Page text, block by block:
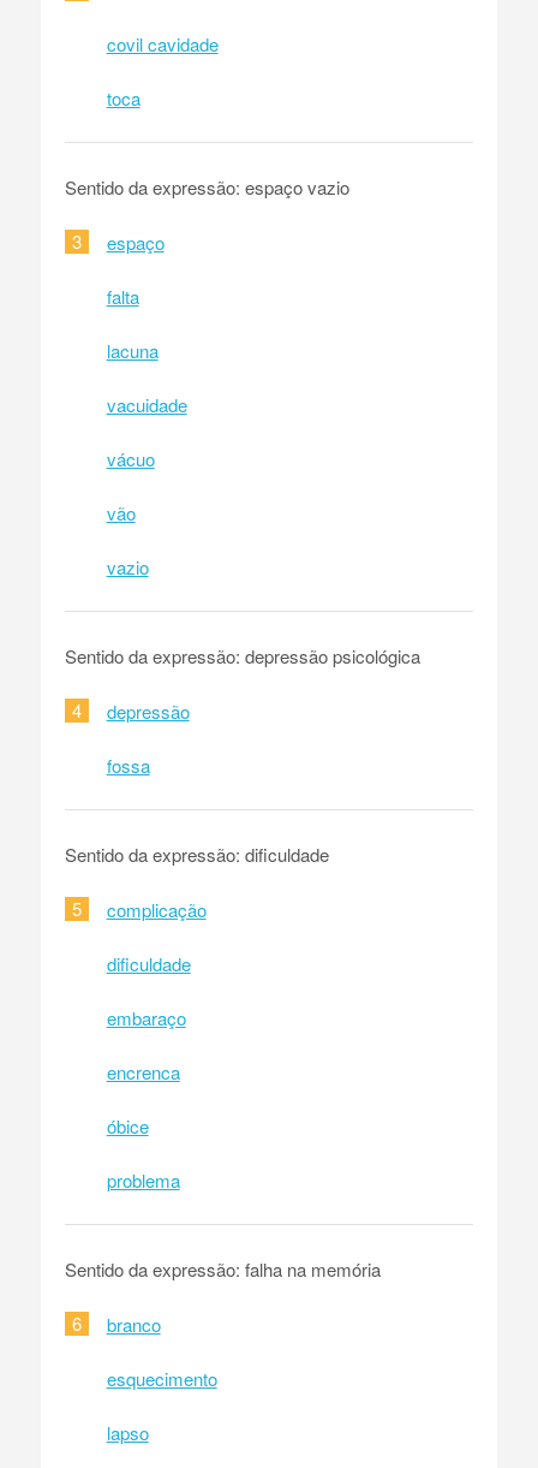
covil cavidade
toca
Sentido da expressão: espaço vazio
3 espaço
falta
lacuna
vacuidade
vácuo
vão
vazio
Sentido da expressão: depressão psicológica
4 depressão
fossa
Sentido da expressão: dificuldade
5 complicação
dificuldade
embaraço
encrenca
óbice
problema
Sentido da expressão: falha na memória
6 branco
esquecimento
lapso